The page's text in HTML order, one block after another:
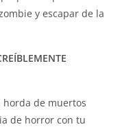
y escapar de la
horda de muertos
de horror con tu